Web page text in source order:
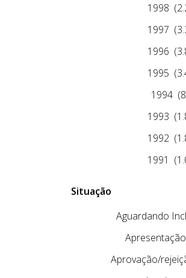
1998
1997
1996
1995
1994
1993
1992
1991
Situação
Aguardando
Apresentação
Aprovação/